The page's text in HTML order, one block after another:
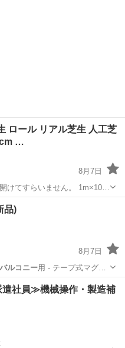
ロール リアル芝生 人工芝
…
8月7日
らいません。 1m×10m
かの厚み 【防炎素材】バー
他
品)
8月7日
バルコニー用 - テープ式マグネ
マグネット
社員≫機械操作・製造補